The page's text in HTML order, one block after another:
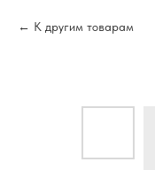
К другим товарам